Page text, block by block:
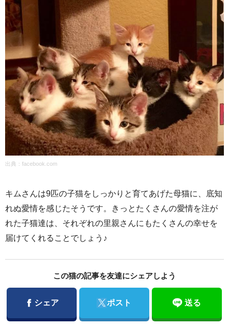
出典： facebook.com
キムさんは9匹の子猫をしっかりと育てあげた母猫に、底知
れぬ愛情を感じたそうです。きっとたくさんの愛情を注が
れた子猫達は、それぞれの里親さんにもたくさんの幸せを
届けてくれることでしょう♪
この猫の記事を友達にシェアしよう
Facebook
シェア Twitter
ポスト 送る